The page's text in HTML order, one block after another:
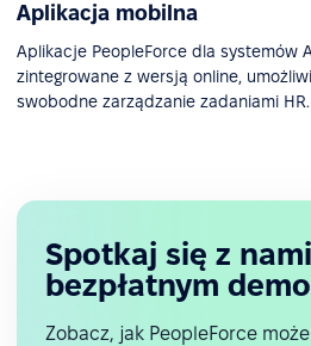
Aplikacja mobilna
Aplikacje PeopleForce dla systemów
zintegrowane z wersją online,
swobodne zarządzanie zadaniami HR.
Spotkaj się z
bezpłatnym demo
Zobacz, jak PeopleForce